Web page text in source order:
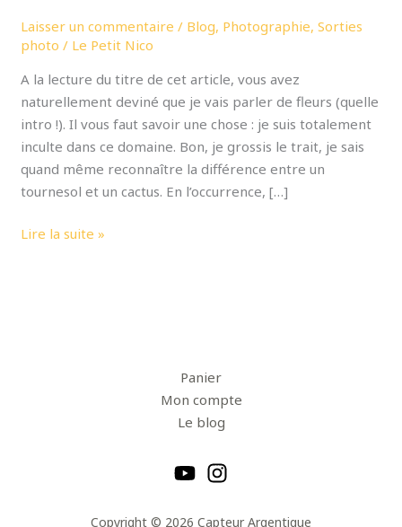
Laisser un commentaire / Blog, Photographie,Sorties
photo / Le Petit Nico
A la lecture du titre de cet article, vous avez
naturellement deviné que je vais parler de fleurs (quelle
intro !). Il vous faut savoir une chose : je suis totalement
inculte dans ce domaine. Bon, je grossis le trait, je sais
quand même reconnaître la différence entre un
tournesol et un cactus. En l’occurrence, […]
Lire la suite »
Panier
Mon compte
Le blog
Copyright © 2026 Capteur Argentique